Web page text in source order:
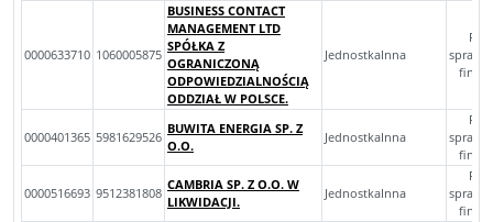
0000633710 1060005875
BUSINESS CONTACT
MANAGEMENT LTD
SPÓŁKA Z
OGRANICZONĄ
ODPOWIEDZIALNOŚCIĄ
ODDZIAŁ W POLSCE.
JednostkaInna
0000401365 5981629526
BUWITA ENERGIA SP. Z
O.O.
JednostkaInna
0000516693 9512381808
CAMBRIA SP. Z O.O. W
LIKWIDACJI.
JednostkaInna